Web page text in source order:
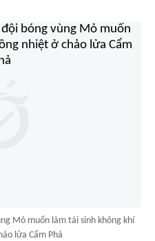
Mỏ muốn làm tái sinh không khí
lửa Cẩm Phả